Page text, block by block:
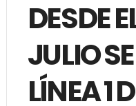
DESDE
JULIO
LÍNEA 1